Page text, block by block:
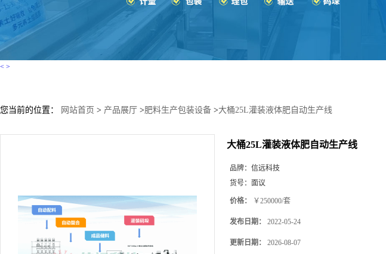
< >
您当前的位置： 网站首页 > 产品展厅 >肥料生产包装设备 >大桶25L灌装液体肥自动生产线
大桶25L灌装液体肥自动生产线
品牌： 信远科技
货号： 面议
价格： ￥250000/套
发布日期： 2022-05-24
更新日期： 2026-08-07